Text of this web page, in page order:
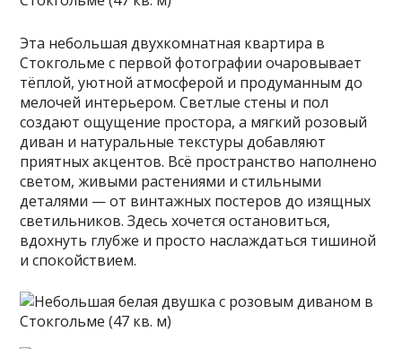
Эта небольшая двухкомнатная квартира в
Стокгольме с первой фотографии очаровывает
тёплой, уютной атмосферой и продуманным до
мелочей интерьером. Светлые стены и пол
создают ощущение простора, а мягкий розовый
диван и натуральные текстуры добавляют
приятных акцентов. Всё пространство наполнено
светом, живыми растениями и стильными
деталями — от винтажных постеров до изящных
светильников. Здесь хочется остановиться,
вдохнуть глубже и просто наслаждаться тишиной
и спокойствием.